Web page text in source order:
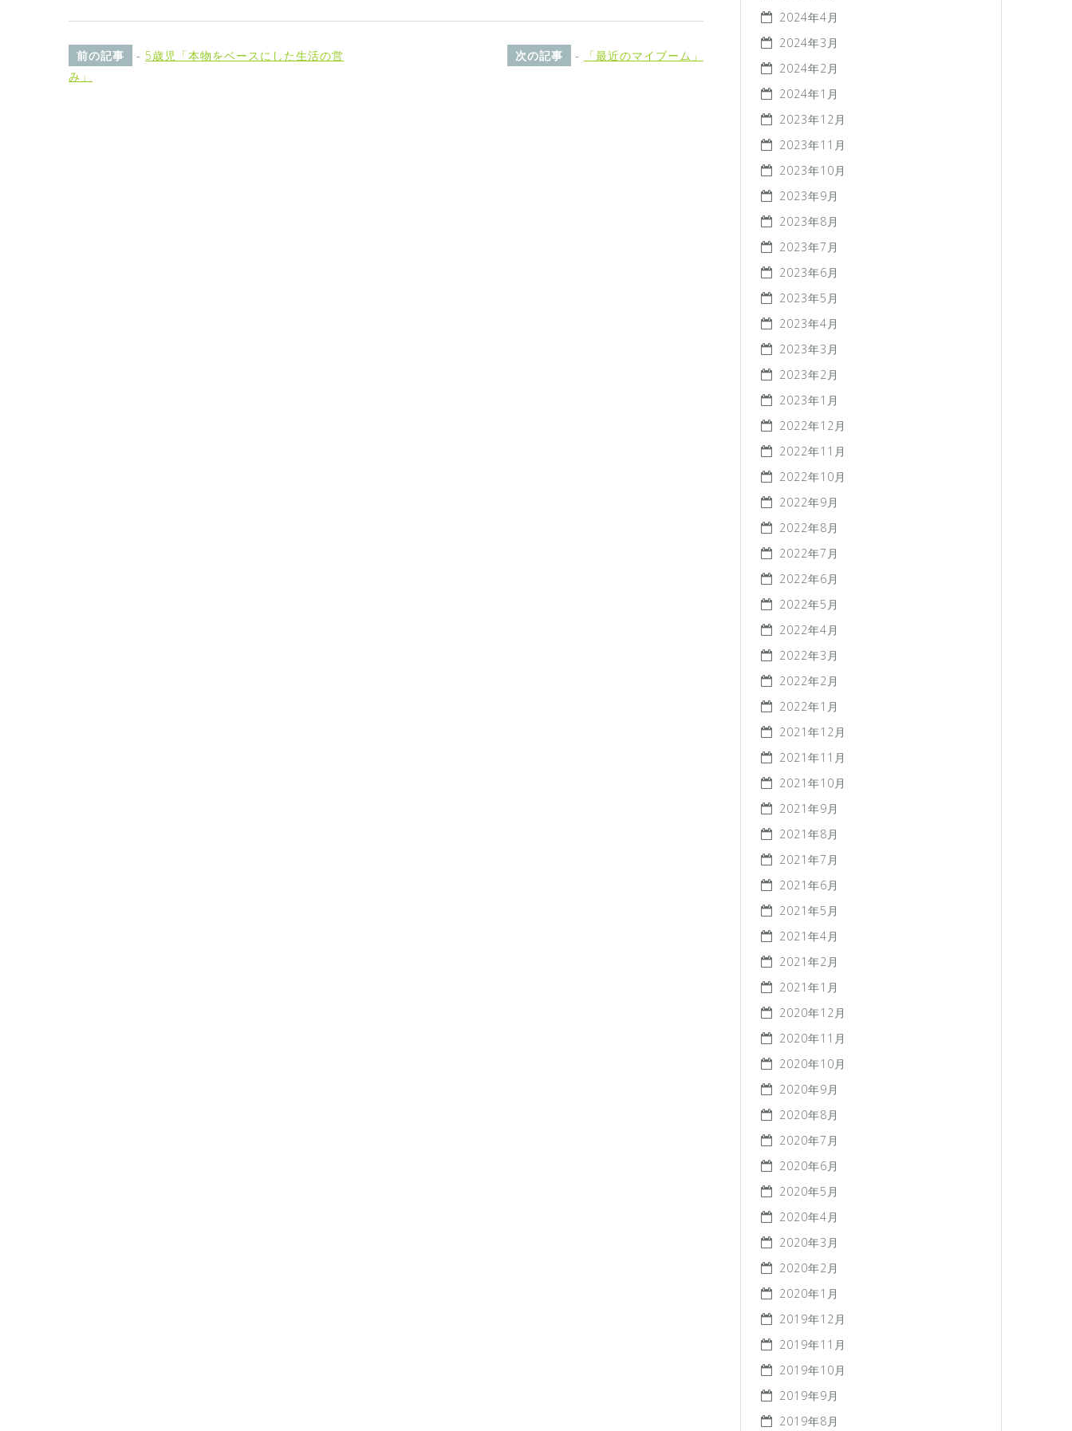
前の記事 - 5歳児「本物をベースにした生活の営
み」
次の記事 - 「最近のマイブーム」
2024年4月
2024年3月
2024年2月
2024年1月
2023年12月
2023年11月
2023年10月
2023年9月
2023年8月
2023年7月
2023年6月
2023年5月
2023年4月
2023年3月
2023年2月
2023年1月
2022年12月
2022年11月
2022年10月
2022年9月
2022年8月
2022年7月
2022年6月
2022年5月
2022年4月
2022年3月
2022年2月
2022年1月
2021年12月
2021年11月
2021年10月
2021年9月
2021年8月
2021年7月
2021年6月
2021年5月
2021年4月
2021年2月
2021年1月
2020年12月
2020年11月
2020年10月
2020年9月
2020年8月
2020年7月
2020年6月
2020年5月
2020年4月
2020年3月
2020年2月
2020年1月
2019年12月
2019年11月
2019年10月
2019年9月
2019年8月